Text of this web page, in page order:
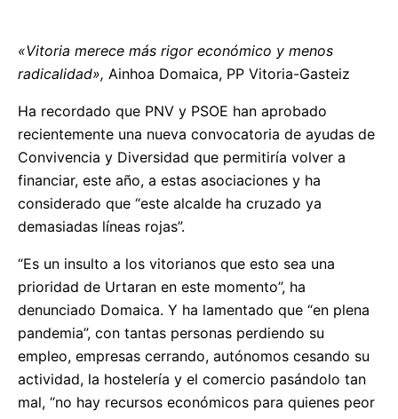
«Vitoria merece más rigor económico y menos
radicalidad», Ainhoa Domaica, PP Vitoria-Gasteiz
Ha recordado que PNV y PSOE han aprobado
recientemente una nueva convocatoria de ayudas de
Convivencia y Diversidad que permitiría volver a
financiar, este año, a estas asociaciones y ha
considerado que “este alcalde ha cruzado ya
demasiadas líneas rojas”.
“Es un insulto a los vitorianos que esto sea una
prioridad de Urtaran en este momento”, ha
denunciado Domaica. Y ha lamentado que “en plena
pandemia”, con tantas personas perdiendo su
empleo, empresas cerrando, autónomos cesando su
actividad, la hostelería y el comercio pasándolo tan
mal, “no hay recursos económicos para quienes peor